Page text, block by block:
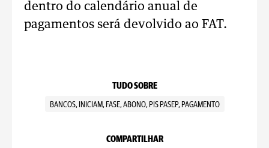
dentro do calendário anual de
pagamentos será devolvido ao FAT.
TUDO SOBRE
BANCOS, INICIAM, FASE, ABONO, PIS PASEP, PAGAMENTO
COMPARTILHAR